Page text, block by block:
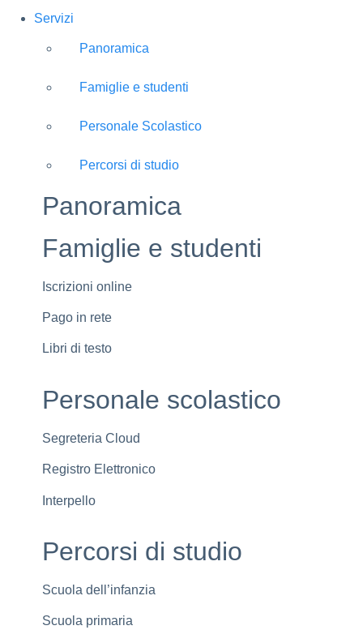
Servizi
Panoramica
Famiglie e studenti
Personale Scolastico
Percorsi di studio
Panoramica
Famiglie e studenti
Iscrizioni online
Pago in rete
Libri di testo
Personale scolastico
Segreteria Cloud
Registro Elettronico
Interpello
Percorsi di studio
Scuola dell’infanzia
Scuola primaria